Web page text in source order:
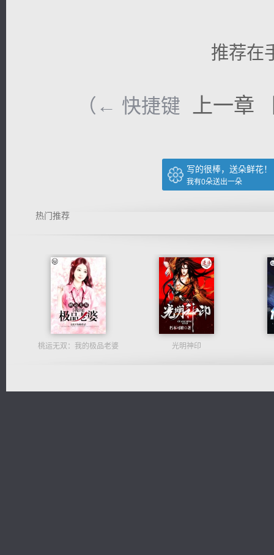
推荐在
（← 快捷键 上一章
写的很棒，送朵鲜花！
我有0朵送出一朵
热门推荐
桃运无双：我的极品老婆 光明神印